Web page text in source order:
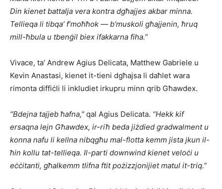
Din kienet battalja vera kontra dgħajjes akbar minna.
Tellieqa li tibqa’ f’moħħok — b’muskoli għajjenin, ħruq
mill-ħbula u tbenġil biex ifakkarna fiha.”
Vivace, ta’ Andrew Agius Delicata, Matthew Gabriele u
Kevin Anastasi, kienet it-tieni dgħajsa li daħlet wara
rimonta diffiċli li inkludiet irkupru minn qrib Għawdex.
“Bdejna tajjeb ħafna,” qal Agius Delicata. “Hekk kif
ersaqna lejn Għawdex, ir-riħ beda jiżdied gradwalment u
konna nafu li kellna nibqgħu mal-flotta kemm jista jkun il-
ħin kollu tat-tellieqa. Il-parti downwind kienet veloċi u
eċċitanti, għalkemm tlifna ftit pożizzjonijiet matul it-triq.”